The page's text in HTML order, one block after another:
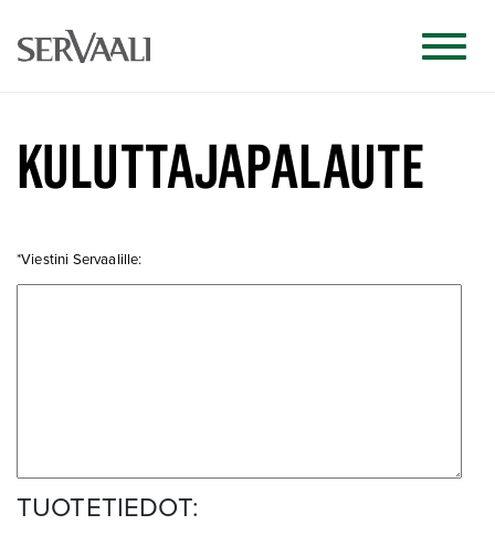
KULUTTAJAPALAUTE
*Viestini Servaalille:
TUOTETIEDOT: